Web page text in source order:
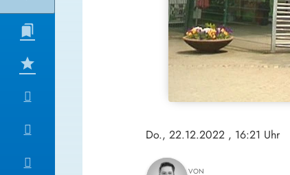
Do., 22.12.2022 , 16:21 Uhr
VON